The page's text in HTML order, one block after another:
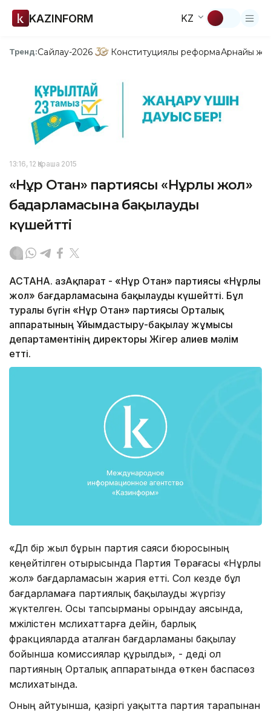
KAZINFORM KZ
Тренд:Сайлау-2026 Конституциялық реформаАрнайы
13:16, 12 Қараша 2015
«Нұр Отан» партиясы «Нұрлы жол»
бағдарламасына бақылауды
күшейтті
АСТАНА. ҚазАқпарат - «Нұр Отан» партиясы «Нұрлы
жол» бағдарламасына бақылауды күшейтті. Бұл
туралы бүгін «Нұр Отан» партиясы Орталық
аппаратының Ұйымдастыру-бақылау жұмысы
департаментінің директоры Жігер Қалиев мәлім
етті.
«Дәл бір жыл бұрын партия саяси бюросының
кеңейтілген отырысында Партия Төрағасы «Нұрлы
жол» бағдарламасын жария етті. Сол кезде бұл
бағдарламаға партиялық бақылауды жүргізу
жүктелген. Осы тапсырманы орындау аясында,
мәжілістен мәслихаттарға дейін, барлық
фракцияларда аталған бағдарламаны бақылау
бойынша комиссиялар құрылды», - деді ол
партияның Орталық аппаратында өткен баспасөз
мәслихатында.
Оның айтуынша, қазіргі уақытта партия тарапынан